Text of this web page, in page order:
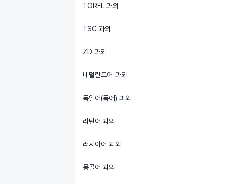
TORFL 과외
TSC 과외
ZD 과외
네덜란드어 과외
독일어(독어) 과외
라틴어 과외
러시아어 과외
몽골어 과외